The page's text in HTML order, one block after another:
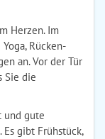
Herzen. Im
Rücken-
an. Vor der Tür
Sie die
und gute
gibt Frühstück,